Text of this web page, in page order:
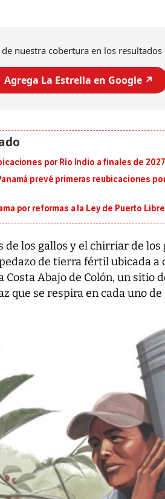
nuestra cobertura en los resultados
Agrega La Estrella en Google ↗️
por Río Indio a finales de 2027
prevé primeras reubicaciones
por reformas a la Ley de Puerto Libre
de los gallos y el chirriar de
de tierra fértil ubicada a
Costa Abajo de Colón, un sitio
que se respira en cada uno de
julio en
al sur de